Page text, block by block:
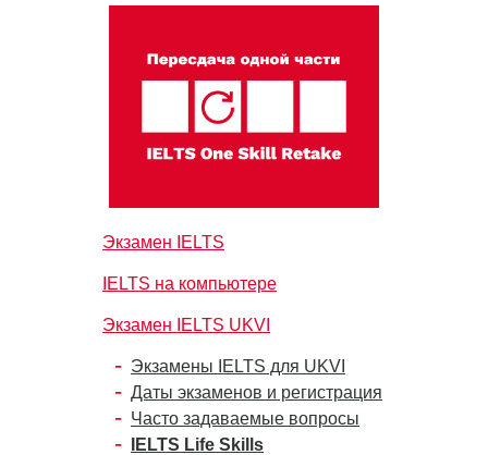
Экзамен IELTS
IELTS на компьютере
Экзамен IELTS UKVI
Экзамены IELTS для UKVI
Даты экзаменов и регистрация
Часто задаваемые вопросы
IELTS Life Skills